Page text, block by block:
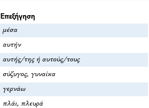
Επεξήγηση
μέσα
αυτήν
αυτής/της ή αυτούς/τους
σύζυγος, γυναίκα
γερνάω
πλάι, πλευρά